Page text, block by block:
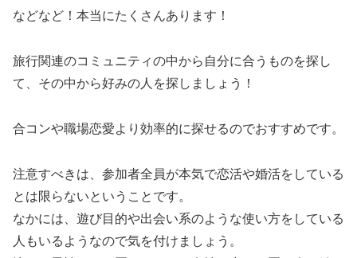
などなど！本当にたくさんあります！
旅行関連のコミュニティの中から自分に合うものを探し
て、その中から好みの人を探しましょう！
合コンや職場恋愛より効率的に探せるのでおすすめです。
注意すべきは、参加者全員が本気で恋活や婚活をしている
とは限らないということです。
なかには、遊び目的や出会い系のような使い方をしている
人もいるようなので気を付けましょう。